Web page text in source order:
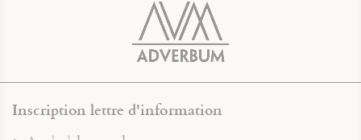
Inscription lettre d'information